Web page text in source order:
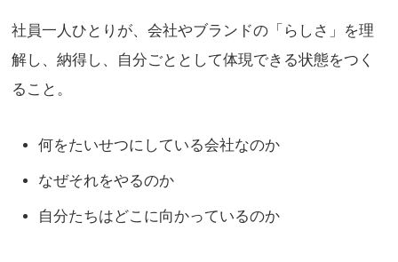
社員一人ひとりが、会社やブランドの「らしさ」を理
解し、納得し、自分ごととして体現できる状態をつく
ること。
何をたいせつにしている会社なのか
なぜそれをやるのか
自分たちはどこに向かっているのか